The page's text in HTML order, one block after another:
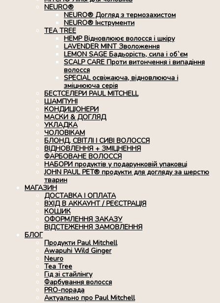
NEURO®
NEURO® Догляд з термозахистом
NEURO® Інструменти
TEA TREE
HEMP Відновлюює волосся і шкіру
LAVENDER MINT Зволоження
LEMON SAGE Бадьорість, сила і об`єм
SCALP CARE Проти витончення і випадіння
волосся
SPECIAL освіжаюча, відновлююча і
зміцнююча серія
БЕСТСЕЛЕРИ PAUL MITCHELL
ШАМПУНІ
КОНДИЦІОНЕРИ
МАСКИ & ДОГЛЯД
УКЛАДКА
ЧОЛОВІКАМ
БЛОНД, СВІТЛІ І СИВІ ВОЛОССЯ
ВІДНОВЛЕННЯ + ЗМІЦНЕННЯ
ФАРБОВАНЕ ВОЛОССЯ
НАБОРИ продуктів у подарунковій упаковці
JOHN PAUL PET® продукти для догляду за шерстю
тварин
МАГАЗИН
ДОСТАВКА І ОПЛАТА
ВХІД В АККАУНТ / РЕЄСТРАЦІЯ
КОШИК
ОФОРМЛЕННЯ ЗАКАЗУ
ВІДСТЕЖЕННЯ ЗАМОВЛЕННЯ
БЛОГ
Продукти Paul Mitchell
Awapuhi Wild Ginger
Neuro
Tea Tree
Гід зі стайлінгу
Фарбування волосся
PRO-порада
Актуально про Paul Mitchell